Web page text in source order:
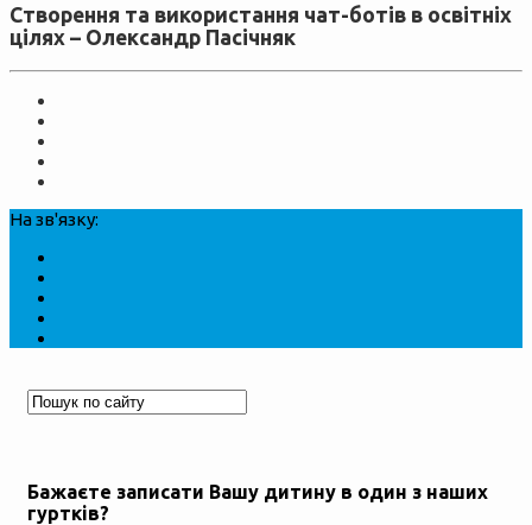
Створення та використання чат-ботів в освітніх
цілях – Олександр Пасічняк
На зв'язку:
Бажаєте записати Вашу дитину в один з наших
гуртків?